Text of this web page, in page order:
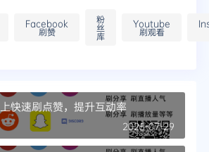
Facebook
刷赞
粉
丝
库
Youtube
刷观看
快速刷点赞，提升互动率
2025-07-29